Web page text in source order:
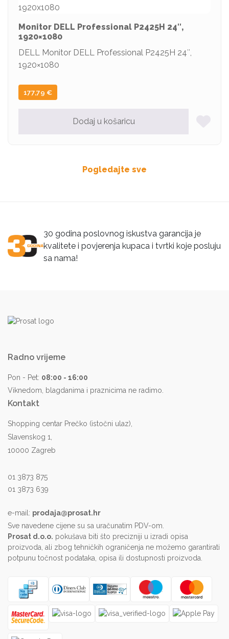
Monitor DELL Professional P2425H 24″,
1920×1080
DELL Monitor DELL Professional P2425H 24″,
1920×1080
177,79 €
Dodaj u košaricu
Pogledajte sve
30 godina poslovnog iskustva garancija je
kvalitete i povjerenja kupaca i tvrtki koje posluju
sa nama!
Radno vrijeme
Pon - Pet: 08:00 - 16:00
Viknedom, blagdanima i praznicima ne radimo.
Kontakt
Shopping centar Prečko (istočni ulaz),
Slavenskog 1,
10000 Zagreb
01 3873 875
01 3873 639
e-mail: prodaja@prosat.hr
Sve navedene cijene su sa uračunatim PDV-om.
Prosat d.o.o. pokušava biti što precizniji u izradi opisa
proizvoda, ali zbog tehničkih ograničenja ne možemo garantirati
potpunu točnost podataka, opisa ili dostupnosti proizvoda.